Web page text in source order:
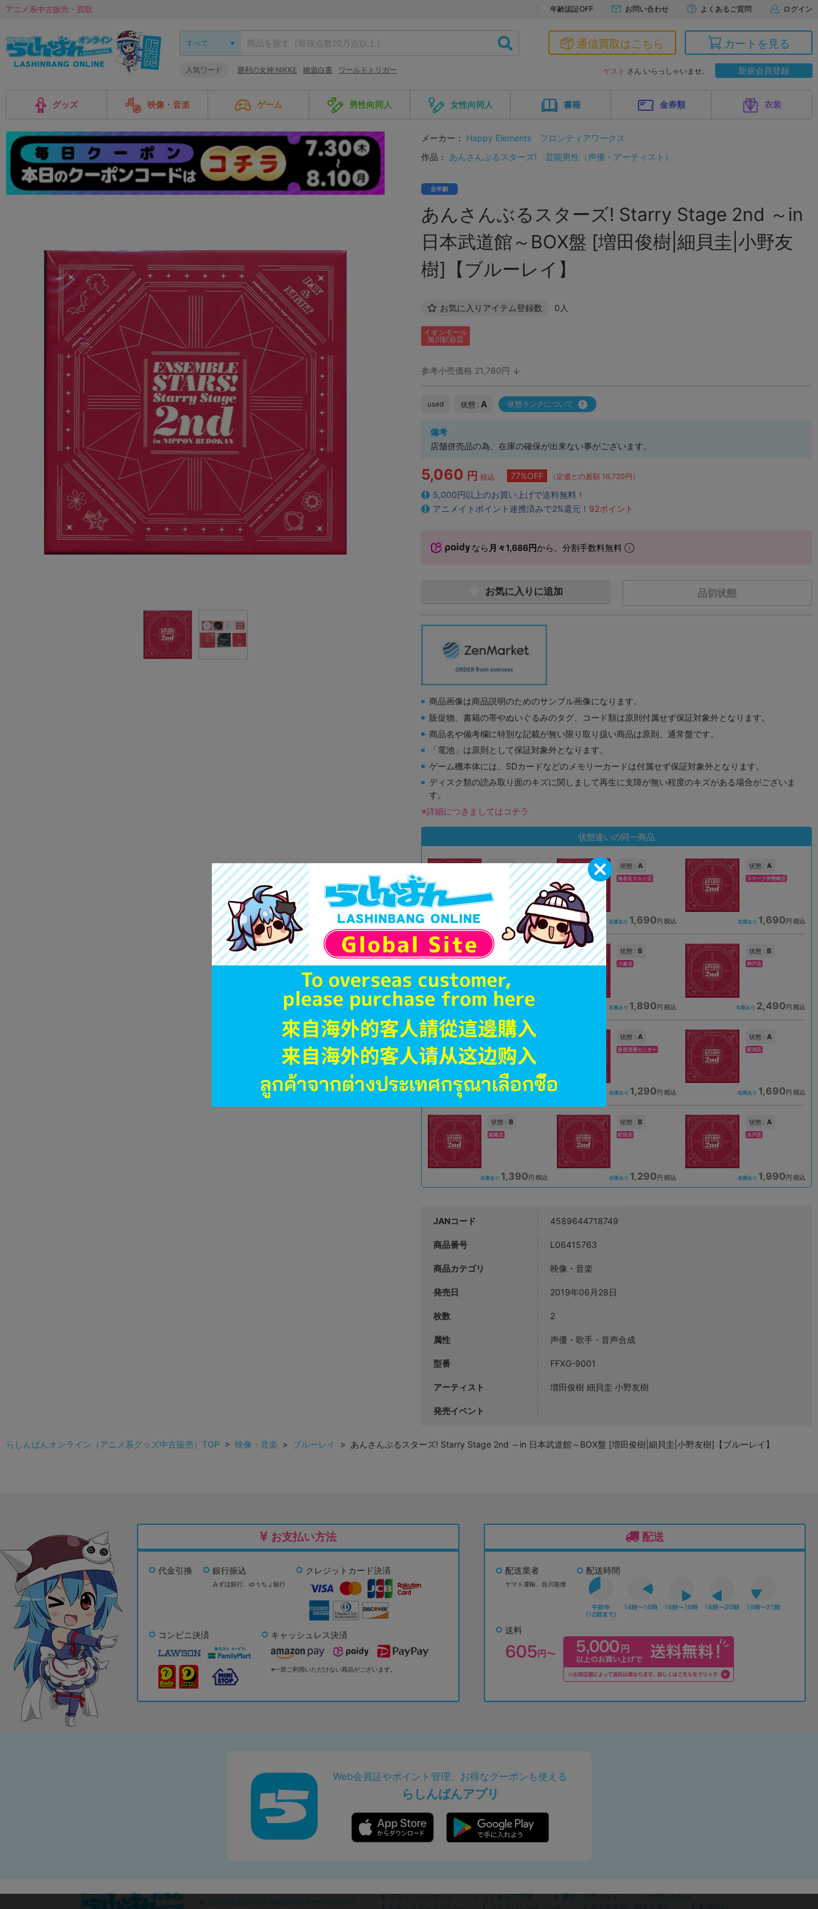
アニメ系中古販売・買取 年齢認証OFF お問い合わせ よくあるご質問 ログイン
人気ワード 勝利の女神:NIKKE 幽遊白書 ワールドトリガー
通信買取はこちら カートを見る
ゲスト さん いらっしゃいませ。 新規会員登録
グッズ 映像・音楽 ゲーム 男性向同人 女性向同人 書籍 金券類 衣装
メーカー： Happy Elements
フロンティアワークス
作品：
あんさんぶるスターズ! 芸能男性（声優・アーティスト）
全年齢
あんさんぶるスターズ! Starry Stage 2nd ～in
日本武道館～BOX盤 [増田俊樹|細貝圭|小野友
樹]【ブルーレイ】
お気に入りアイテム登録数 0人
イオンモール
旭川駅前店
参考小売価格 21,780円 ↓
used 状態 : A 状態ランクについて
備考
店舗併売品の為、在庫の確保が出来ない事がございます。
5,060 円 税込 77%OFF （定価との差額 16,720円）
5,000円以上のお買い上げで送料無料！
アニメイトポイント連携済みで2%還元！ 92ポイント
なら 月々1,686円から。分割手数料無料
品切状態
お気に入りに追加
商品画像は商品説明のためのサンプル画像になります。
販促物、書籍の帯やぬいぐるみのタグ、コード類は原則付属せず保証対象外となります。
商品名や備考欄に特別な記載が無い限り取り扱い商品は原則、通常盤です。
「電池」は原則として保証対象外となります。
ゲーム機本体には、SDカードなどのメモリーカードは付属せず保証対象外となります。
ディスク類の読み取り面のキズに関しまして再生に支障が無い程度のキズがある場合がございま
す。
※詳細につきましてはコチラ
状態違いの同一商品
状態 :A
オンライン
1,491円 税込
状態 : A
海老名マルイ店
在庫あり 1,690 円 税込
状態 : A
スマーク伊勢崎店
在庫あり 1,690 円 税込
状態 : B
在庫あり 2,189円 税込
状態 : B
小倉店
在庫あり 1,890円 税込
状態 : B
神戸店
在庫あり 2,490円 税込
状態 :A
新座流通センター
在庫あり 999円 税込
状態 : A
新座流通センター
在庫あり 1,290円 税込
状態 : A
新潟店
在庫あり 1,690円 税込
状態 :B
姫路店
在庫あり 1,390 円 税込
状態 : B
町田店
在庫あり 1,290 円 税込
状態 : A
水戸店
在庫あり 1,990 円 税込
JANコード 4589644718749
商品番号 L06415763
商品カテゴリ 映像・音楽
発売日 2019年06月28日
枚数 2
属性 声優・歌手・音声合成
型番 FFXG-9001
アーティスト 増田俊樹 細貝圭 小野友樹
発売イベント
らしんばんオンライン（アニメ系グッズ中古販売）TOP > 映像・音楽 > ブルーレイ > あんさんぶるスターズ! Starry Stage 2nd ～in 日本武道館～BOX盤 [増田俊樹|細貝圭|小野友樹]【ブルーレイ】
お支払い方法
代金引換 銀行振込
みずほ銀行、 ゆうちょ銀行
クレジットカード決済
コンビニ決済 キャッシュレス決済
※一部ご利用いただけない商品がございます。
配送
配送業者
ヤマト運輸、佐川急便
配送時間
送料
Web会員証やポイント管理、お得なクーポンも使える
らしんばんアプリ
東京都公安委員会許可済 古物商許可番号305500206246
オフィシャルサイト よくあるご質問 通販ご利用ガイド
お問い合わせ